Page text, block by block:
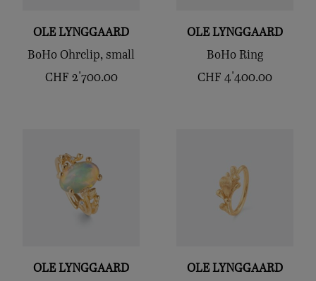
OLE LYNGGAARD
BoHo Ohrclip, small
CHF 2'700.00
OLE LYNGGAARD
BoHo Ring
CHF 4'400.00
OLE LYNGGAARD
OLE LYNGGAARD